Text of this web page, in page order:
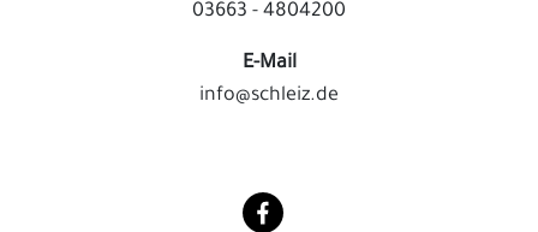
03663 - 4804200
E-Mail
info@schleiz.de